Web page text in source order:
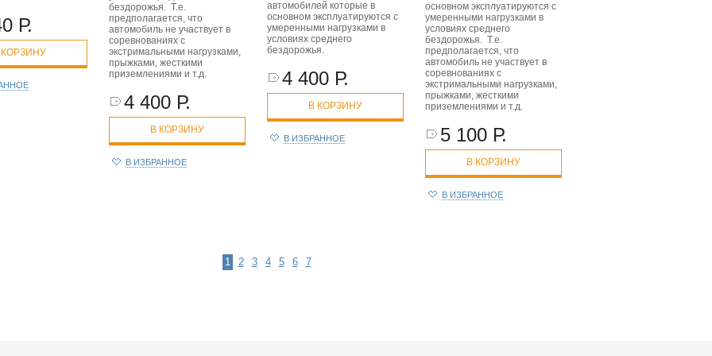
Р.
КОРЗИНУ
бездорожья. Т.е.
предполагается, что
автомобиль не участвует в
соревнованиях с
экстримальными нагрузками,
прыжками, жесткими
приземлениями и т.д.
4 400 Р.
В КОРЗИНУ
В ИЗБРАННОЕ
автомобилей которые в
основном эксплуатируются с
умеренными нагрузками в
условиях среднего
бездорожья.
4 400 Р.
В КОРЗИНУ
В ИЗБРАННОЕ
основном эксплуатируются с
умеренными нагрузками в
условиях среднего
бездорожья. Т.е.
предполагается, что
автомобиль не участвует в
соревнованиях с
экстримальными нагрузками,
прыжками, жесткими
приземлениями и т.д.
5 100 Р.
В КОРЗИНУ
В ИЗБРАННОЕ
1 2 3 4 5 6 7